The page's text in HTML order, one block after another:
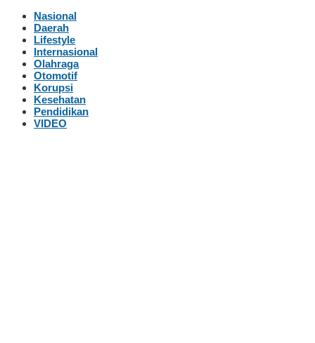
Nasional
Daerah
Lifestyle
Internasional
Olahraga
Otomotif
Korupsi
Kesehatan
Pendidikan
VIDEO